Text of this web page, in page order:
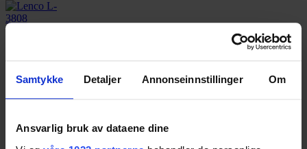
Samtykke Detaljer Annonseinnstillinger Om
Ansvarlig bruk av dataene dine
Resultatet er basert på1test.Pris fra3 152,-
3 152,-